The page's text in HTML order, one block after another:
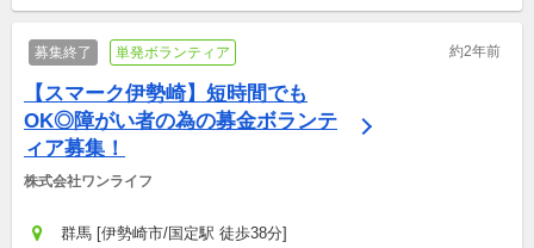
募集終了 単発ボランティア 約2年前
【スマーク伊勢崎】短時間でも
OK◎障がい者の為の募金ボランテ
ィア募集！
株式会社ワンライフ
群馬 [伊勢崎市/国定駅 徒歩38分]